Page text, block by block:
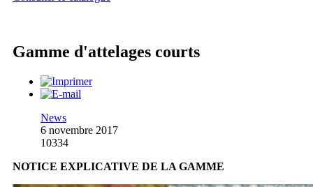
Gamme d'attelages courts
News
6 novembre 2017
10334
NOTICE EXPLICATIVE DE LA GAMME